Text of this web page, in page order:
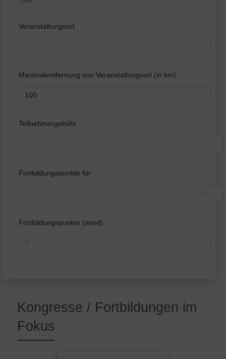
Veranstaltungsort
Maximalentfernung von Veranstaltungsort (in km)
Teilnehmergebühr
Fortbildungspunkte für
Fortbildungspunkte (mind)
Kongresse / Fortbildungen im
Fokus